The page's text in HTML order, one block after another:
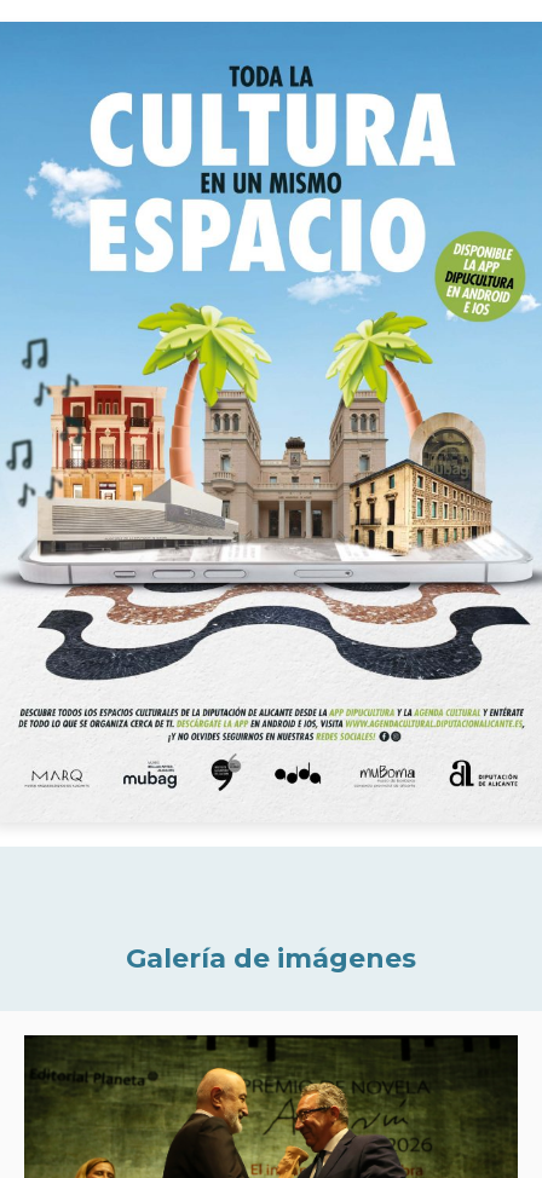
Galería de imágenes